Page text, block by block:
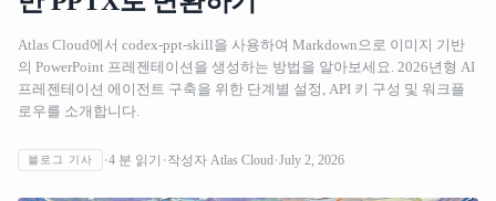
Atlas Cloud에서 codex-ppt-skill을 사용하여 Markdown으로 이미지 기반
의 PowerPoint 프레젠테이션을 생성하는 방법을 알아보세요. 2026년형 AI
프레젠테이션 에이전트 구축을 위한 단계별 설정, API 키 구성 및 워크플
로우를 소개합니다.
블로그 기사 4 분 읽기 작성자 Atlas Cloud July 2, 2026